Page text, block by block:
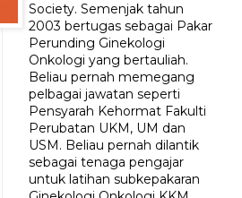
Society. Semenjak tahun
2003 bertugas sebagai Pakar
Perunding Ginekologi
Onkologi yang bertauliah.
Beliau pernah memegang
pelbagai jawatan seperti
Pensyarah Kehormat Fakulti
Perubatan UKM, UM dan
USM. Beliau pernah dilantik
sebagai tenaga pengajar
untuk latihan subkepakaran